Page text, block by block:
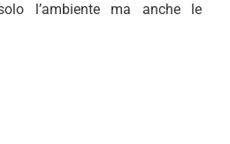
l’ambiente ma anche le